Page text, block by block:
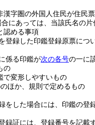
漢字圏の外国人住民が住民
にあっては、当該氏名の片
認める事項
登録した印鑑登録原票につ
係る印鑑が次の各号の一に
の
で変形しやすいもの
ほか、規則で定めるもの
をした場合には、印鑑の登
録証には、登録番号を記載